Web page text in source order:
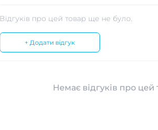
Відгуків про цей товар ще не було.
+ Додати відгук
Немає відгуків про цей